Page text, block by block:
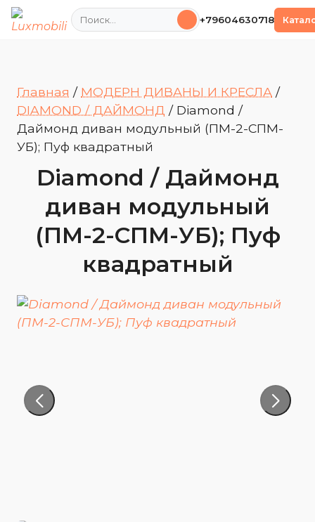
Поиск +79604630718
Главная / МОДЕРН ДИВАНЫ И КРЕСЛА /
DIAMOND / ДАЙМОНД / Diamond /
Даймонд диван модульный (ПМ-2-СПМ-
УБ); Пуф квадратный
Diamond / Даймонд
диван модульный
(ПМ-2-СПМ-УБ); Пуф
квадратный